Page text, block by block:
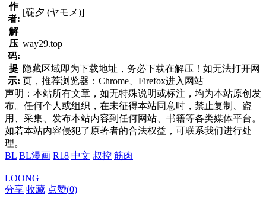
作
者:
[碇夕 (ヤモメ)]
解
压
码:
way29.top
提
示:
隐藏区域即为下载地址，务必下载在解压！如无法打开网
页，推荐浏览器：Chrome、Firefox进入网站
声明：本站所有文章，如无特殊说明或标注，均为本站原创发
布。任何个人或组织，在未征得本站同意时，禁止复制、盗
用、采集、发布本站内容到任何网站、书籍等各类媒体平台。
如若本站内容侵犯了原著者的合法权益，可联系我们进行处
理。
BL BL漫画 R18 中文 叔控 筋肉
LOONG
分享 收藏 点赞(0)